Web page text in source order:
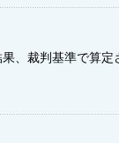
、裁判基準で算定